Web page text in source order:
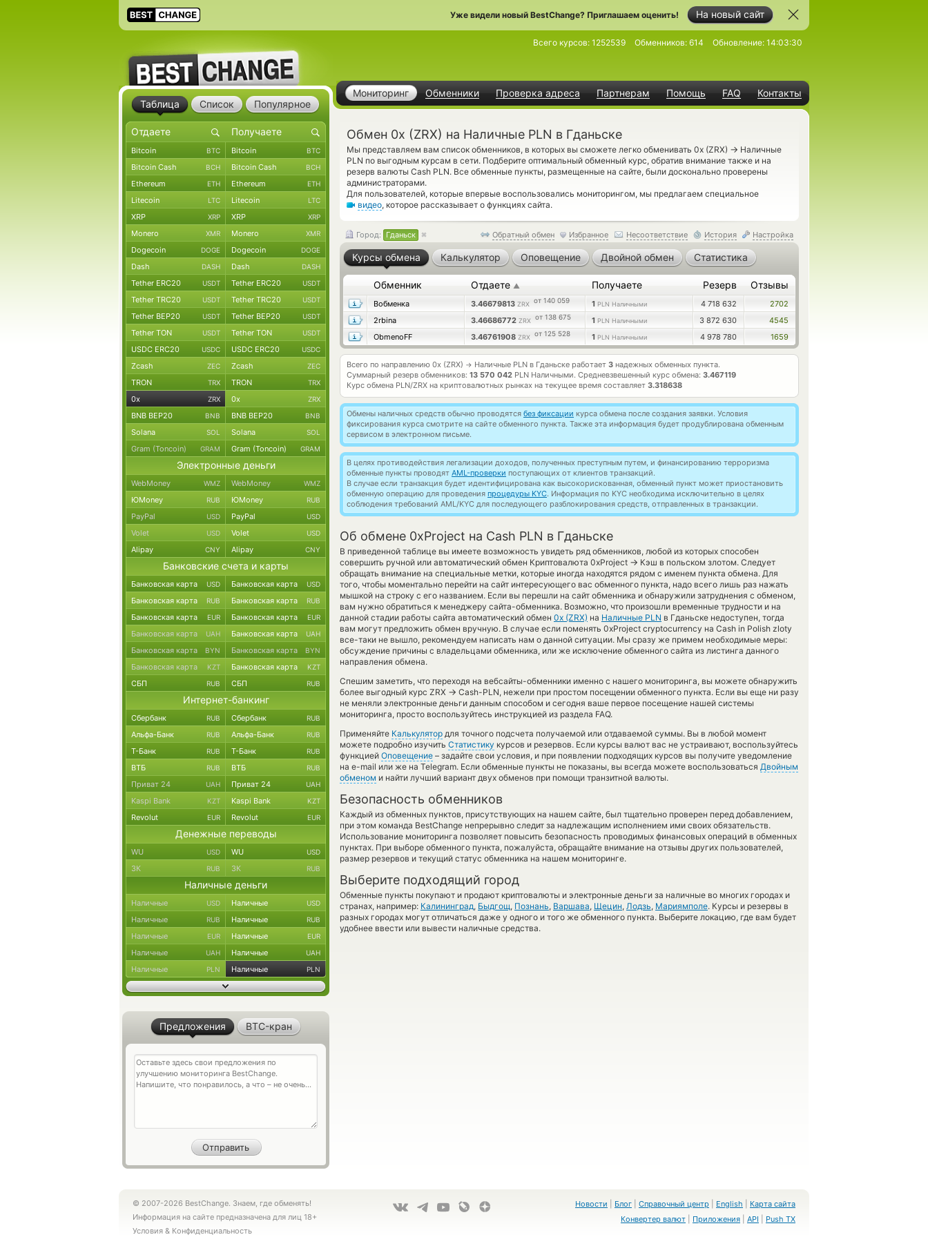
На новый сайт
Уже видели новый BestChange? Приглашаем оценить!
Мониторинг Обменники Проверка адреса Партнерам Помощь FAQ Контакты
Всего курсов: 1252539 Обменников: 614 Обновление: 14:03:30
Обмен 0x (ZRX) на Наличные PLN в Гданьске
Мы представляем вам список обменников, в которых вы сможете легко обменивать 0x (ZRX) → Наличные
PLN по выгодным курсам в сети. Подберите оптимальный обменный курс, обратив внимание также и на
резерв валюты Cash PLN. Все обменные пункты, размещенные на сайте, были досконально проверены
администраторами.
Для пользователей, которые впервые воспользовались мониторингом, мы предлагаем специальное
видео, которое рассказывает о функциях сайта.
Обратный обмен Избранное Несоответствие История Настройка
Город: Гданьск
Курсы обмена Калькулятор Оповещение Двойной обмен Статистика
Обменник Отдаете ▲ Получаете Резерв Отзывы
Вобменка 3.46679813 ZRX от 140 059 1 PLN Наличными 4 718 632
2702
2rbina
3.46686772 ZRX от 138 675 1 PLN Наличными 3 872 630
4545
ObmenoFF
3.46761908 ZRX от 125 528 1 PLN Наличными 4 978 780 1659
Всего по направлению 0x (ZRX) → Наличные PLN в Гданьске работает 3 надежных обменных пункта.
Суммарный резерв обменников: 13 570 042 PLN Наличными. Средневзвешенный курс обмена: 3.467119
Курс обмена PLN/ZRX на криптовалютных рынках на текущее время составляет 3.318638
Обмены наличных средств обычно проводятся без фиксации курса обмена после создания заявки. Условия
фиксирования курса смотрите на сайте обменного пункта. Также эта информация будет продублирована обменным
сервисом в электронном письме.
В целях противодействия легализации доходов, полученных преступным путем, и финансированию терроризма
обменные пункты проводят AML-проверки поступающих от клиентов транзакций.
В случае если транзакция будет идентифицирована как высокорискованная, обменный пункт может приостановить
обменную операцию для проведения процедуры KYC. Информация по KYC необходима исключительно в целях
соблюдения требований AML/KYC для последующего разблокирования средств, отправленных в транзакции.
Об обмене 0xProject на Cash PLN в Гданьске
В приведенной таблице вы имеете возможность увидеть ряд обменников, любой из которых способен
совершить ручной или автоматический обмен Криптовалюта 0xProject → Кэш в польском злотом. Следует
обращать внимание на специальные метки, которые иногда находятся рядом с именем пункта обмена. Для
того, чтобы моментально перейти на сайт интересующего вас обменного пункта, надо всего лишь раз нажать
мышкой на строку с его названием. Если вы перешли на сайт обменника и обнаружили затруднения с обменом,
вам нужно обратиться к менеджеру сайта-обменника. Возможно, что произошли временные трудности и на
данной стадии работы сайта автоматический обмен 0x (ZRX) на Наличные PLN в Гданьске недоступен, тогда
вам могут предложить обмен вручную. В случае если поменять 0xProject cryptocurrency на Cash in Polish zloty
все-таки не вышло, рекомендуем написать нам о данной ситуации. Мы сразу же примем необходимые меры:
обсуждение причины с владельцами обменника, или же исключение обменного сайта из листинга данного
направления обмена.
Спешим заметить, что переходя на вебсайты-обменники именно с нашего мониторинга, вы можете обнаружить
более выгодный курс ZRX → Cash-PLN, нежели при простом посещении обменного пункта. Если вы еще ни разу
не меняли электронные деньги данным способом и сегодня ваше первое посещение нашей системы
мониторинга, просто воспользуйтесь инструкцией из раздела FAQ.
Применяйте Калькулятор для точного подсчета получаемой или отдаваемой суммы. Вы в любой момент
можете подробно изучить Статистику курсов и резервов. Если курсы валют вас не устраивают, воспользуйтесь
функцией Оповещение – задайте свои условия, и при появлении подходящих курсов вы получите уведомление
на e-mail или же на Telegram. Если обменные пункты не показаны, вы всегда можете воспользоваться Двойным
обменом и найти лучший вариант двух обменов при помощи транзитной валюты.
Безопасность обменников
Каждый из обменных пунктов, присутствующих на нашем сайте, был тщательно проверен перед добавлением,
при этом команда BestChange непрерывно следит за надлежащим исполнением ими своих обязательств.
Использование мониторинга позволяет повысить безопасность проводимых финансовых операций в обменных
пунктах. При выборе обменного пункта, пожалуйста, обращайте внимание на отзывы других пользователей,
размер резервов и текущий статус обменника на нашем мониторинге.
Выберите подходящий город
Обменные пункты покупают и продают криптовалюты и электронные деньги за наличные во многих городах и
странах, например: Калининград, Быдгощ, Познань, Варшава, Щецин, Лодзь, Мариямполе. Курсы и резервы в
разных городах могут отличаться даже у одного и того же обменного пункта. Выберите локацию, где вам будет
удобнее ввести или вывести наличные средства.
Таблица Список Популярное
Bitcoin BTC Bitcoin BTC
Bitcoin Cash BCH Bitcoin Cash BCH
Ethereum ETH Ethereum ETH
Litecoin LTC Litecoin LTC
XRP XRP XRP XRP
Monero XMR Monero XMR
Dogecoin DOGE Dogecoin DOGE
Dash DASH Dash DASH
Tether ERC20 USDT Tether ERC20 USDT
Tether TRC20 USDT Tether TRC20 USDT
Tether BEP20 USDT Tether BEP20 USDT
Tether TON USDT Tether TON USDT
USDC ERC20 USDC USDC ERC20 USDC
Zcash ZEC Zcash ZEC
TRON TRX TRON TRX
0x ZRX 0x ZRX
BNB BEP20 BNB BNB BEP20 BNB
Solana SOL Solana SOL
Gram (Toncoin) GRAM Gram (Toncoin) GRAM
Электронные деньги
WebMoney WMZ WebMoney WMZ
ЮMoney RUB ЮMoney RUB
PayPal USD PayPal USD
Volet USD Volet USD
Alipay CNY Alipay CNY
Банковские счета и карты
Банковская карта USD Банковская карта USD
Банковская карта RUB Банковская карта RUB
Банковская карта EUR Банковская карта EUR
Банковская карта UAH Банковская карта UAH
Банковская карта BYN Банковская карта BYN
Банковская карта KZT Банковская карта KZT
СБП RUB СБП RUB
Интернет-банкинг
Сбербанк RUB Сбербанк RUB
Альфа-Банк RUB Альфа-Банк RUB
Т-Банк RUB Т-Банк RUB
ВТБ RUB ВТБ RUB
Приват 24 UAH Приват 24 UAH
Kaspi Bank KZT Kaspi Bank KZT
Revolut EUR Revolut EUR
Денежные переводы
WU USD WU USD
ЗК RUB ЗК RUB
Наличные деньги
Наличные USD Наличные USD
Наличные RUB Наличные RUB
Наличные EUR Наличные EUR
Наличные UAH Наличные UAH
Наличные PLN Наличные PLN
Предложения BTC-кран
© 2007-2026 BestChange. Знаем, где обменять!
Информация на сайте предназначена для лиц 18+
Условия & Конфиденциальность
Новости Блог Справочный центр English
Карта сайта
Конвертер валют
Приложения API Push TX